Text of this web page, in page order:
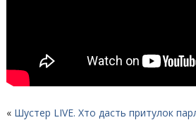
« Шустер LIVE. Хто дасть притулок